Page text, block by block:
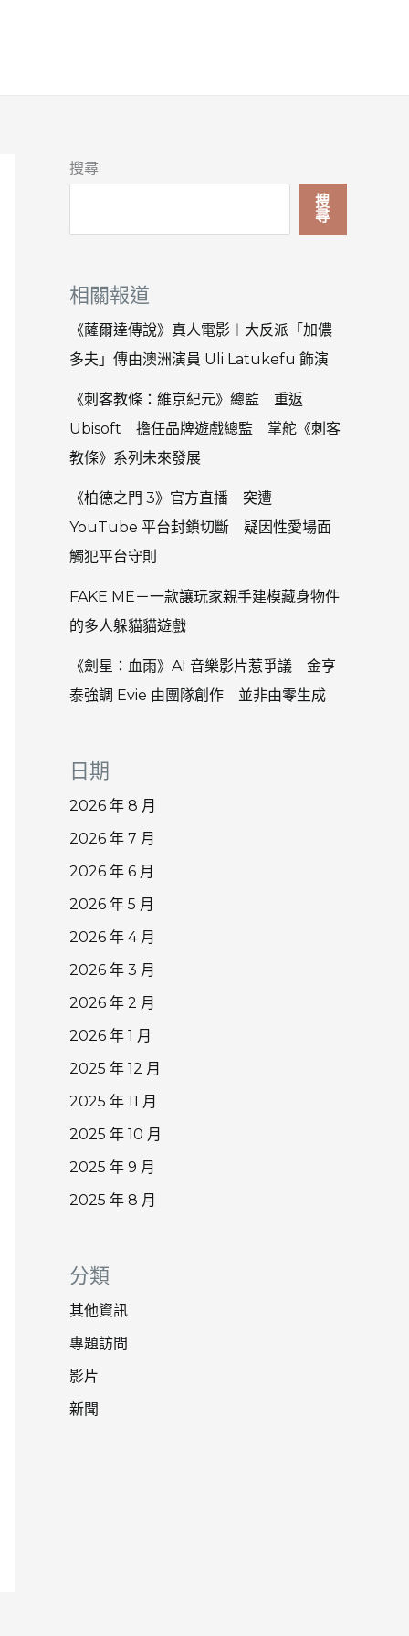
搜尋
搜
尋
相關報道
《薩爾達傳說》真人電影︱大反派「加儂
多夫」傳由澳洲演員 Uli Latukefu 飾演
《刺客教條：維京紀元》總監 重返
Ubisoft 擔任品牌遊戲總監 掌舵《刺客
教條》系列未來發展
《柏德之門 3》官方直播 突遭
YouTube 平台封鎖切斷 疑因性愛場面
觸犯平台守則
FAKE ME－一款讓玩家親手建模藏身物件
的多人躲貓貓遊戲
《劍星：血雨》AI 音樂影片惹爭議 金亨
泰強調 Evie 由團隊創作 並非由零生成
日期
2026 年 8 月
2026 年 7 月
2026 年 6 月
2026 年 5 月
2026 年 4 月
2026 年 3 月
2026 年 2 月
2026 年 1 月
2025 年 12 月
2025 年 11 月
2025 年 10 月
2025 年 9 月
2025 年 8 月
分類
其他資訊
專題訪問
影片
新聞